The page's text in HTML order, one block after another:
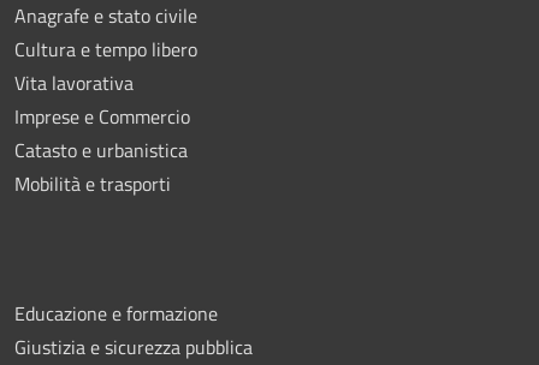
Anagrafe e stato civile
Cultura e tempo libero
Vita lavorativa
Imprese e Commercio
Catasto e urbanistica
Mobilità e trasporti
Educazione e formazione
Giustizia e sicurezza pubblica